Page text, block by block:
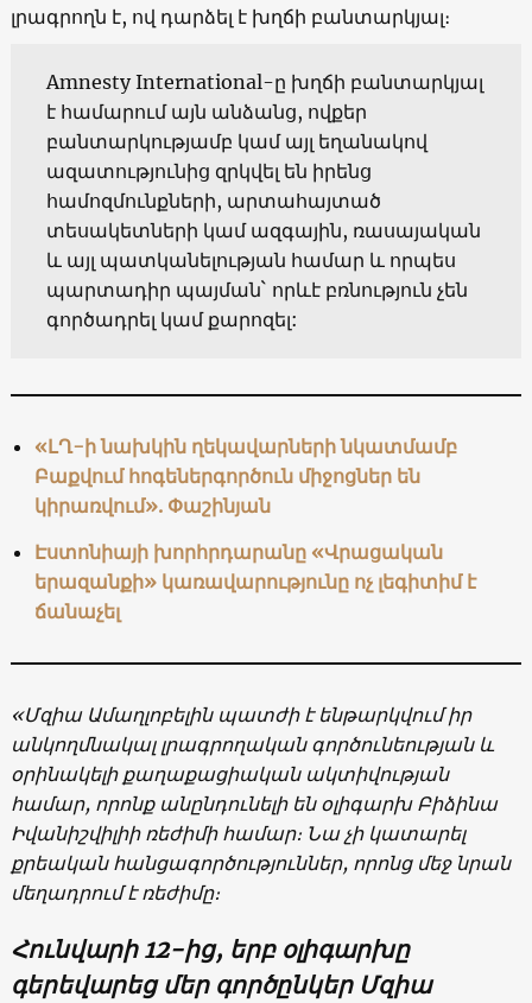
լրագրողն է, ով դարձել է խղճի բանտարկյալ։
Amnesty International-ը խղճի բանտարկյալ
է համարում այն անձանց, ովքեր
բանտարկությամբ կամ այլ եղանակով
ազատությունից զրկվել են իրենց
համոզմունքների, արտահայտած
տեսակետների կամ ազգային, ռասայական
և այլ պատկանելության համար և որպես
պարտադիր պայման` որևէ բռնություն չեն
գործադրել կամ քարոզել:
«ԼՂ-ի նախկին ղեկավարների նկատմամբ
Բաքվում հոգեներգործուն միջոցներ են
կիրառվում». Փաշինյան
Էստոնիայի խորհրդարանը «Վրացական
երազանքի» կառավարությունը ոչ լեգիտիմ է
ճանաչել
«Մզիա Ամաղլոբելին պատժի է ենթարկվում իր
անկողմնակալ լրագրողական գործունեության և
օրինակելի քաղաքացիական ակտիվության
համար, որոնք անընդունելի են օլիգարխ Բիձինա
Իվանիշվիլիի ռեժիմի համար։ Նա չի կատարել
քրեական հանցագործություններ, որոնց մեջ նրան
մեղադրում է ռեժիմը։
Հունվարի 12-ից, երբ օլիգարխը
գերեվարեց մեր գործընկեր Մզիա